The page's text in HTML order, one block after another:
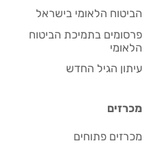
הביטוח הלאומי בישראל
פרסומים בתמיכת הביטוח
הלאומי
עיתון הגיל החדש
מכרזים
מכרזים פתוחים